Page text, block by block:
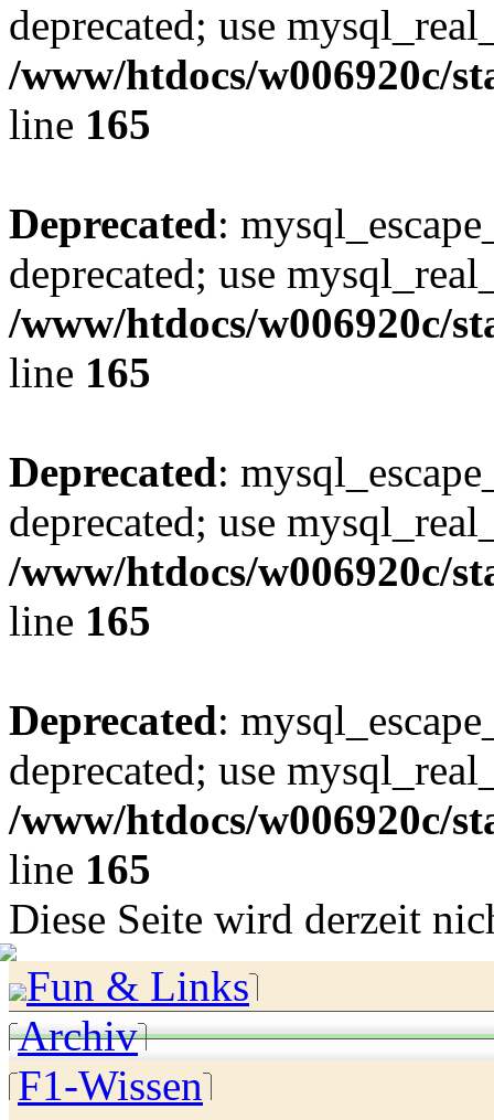
deprecated; use
/www/htdocs/w006920c/
line 165
Deprecated:
deprecated; use
/www/htdocs/w006920c/
line 165
Deprecated:
deprecated; use
/www/htdocs/w006920c/
line 165
Deprecated:
deprecated; use
/www/htdocs/w006920c/
line 165
Diese Seite wird derzeit
Fun & Links
Archiv
F1-Wissen